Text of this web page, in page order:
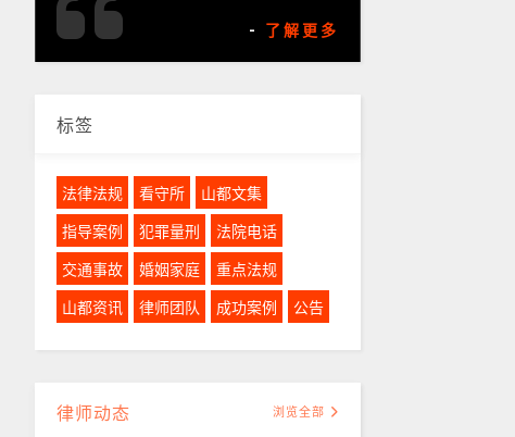
- 了解更多
标签
法律法规 看守所 山都文集
指导案例 犯罪量刑 法院电话
交通事故 婚姻家庭 重点法规
山都资讯 律师团队 成功案例 公告
律师动态 浏览全部